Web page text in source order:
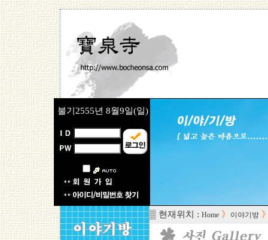
불기2555년 8월9일(일)
▒ 현재위치 : Home 》 이야기방